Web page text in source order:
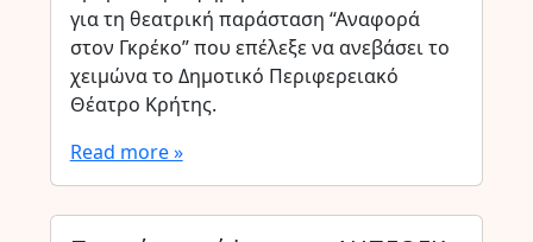
για τη θεατρική παράσταση “Αναφορά
στον Γκρέκο” που επέλεξε να ανεβάσει το
χειμώνα το Δημοτικό Περιφερειακό
Θέατρο Κρήτης.
Read more »